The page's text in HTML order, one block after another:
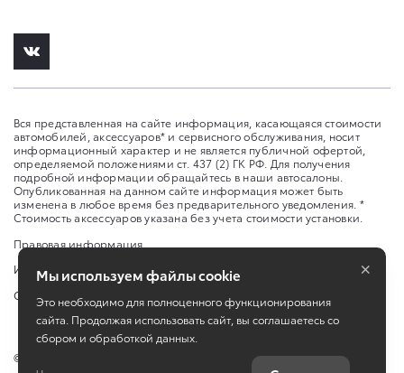
Вся представленная на сайте информация, касающаяся стоимости
автомобилей, аксессуаров* и сервисного обслуживания, носит
информационный характер и не является публичной офертой,
определяемой положениями ст. 437 (2) ГК РФ. Для получения
подробной информации обращайтесь в наши автосалоны.
Опубликованная на данном сайте информация может быть
изменена в любое время без предварительного уведомления. *
Стоимость аксессуаров указана без учета стоимости установки.
Правовая информация
Изменить настройку cookies
Сбросить cookie
©
Мы используем файлы cookie
Это необходимо для полноценного функционирования
сайта. Продолжая использовать сайт, вы соглашаетесь со
сбором и обработкой данных.
×